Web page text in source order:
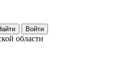
Войти
области